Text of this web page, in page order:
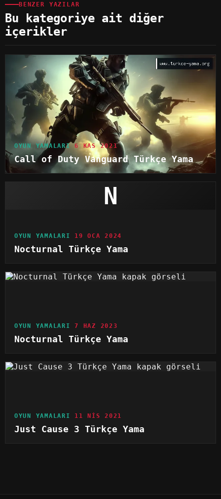
BENZER YAZILAR
Bu kategoriye ait diğer
içerikler
OYUN YAMALARI 6 KAS 2021
Call of Duty Vanguard Türkçe Yama
N
OYUN YAMALARI 19 OCA 2024
Nocturnal Türkçe Yama
OYUN YAMALARI 7 HAZ 2023
Nocturnal Türkçe Yama
OYUN YAMALARI 11 NIS 2021
Just Cause 3 Türkçe Yama